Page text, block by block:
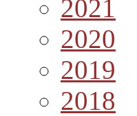
2021
2020
2019
2018